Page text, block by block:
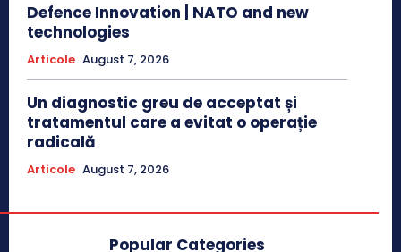
Defence Innovation | NATO and new
technologies
Articole August 7, 2026
Un diagnostic greu de acceptat și
tratamentul care a evitat o operație
radicală
Articole August 7, 2026
Popular Categories